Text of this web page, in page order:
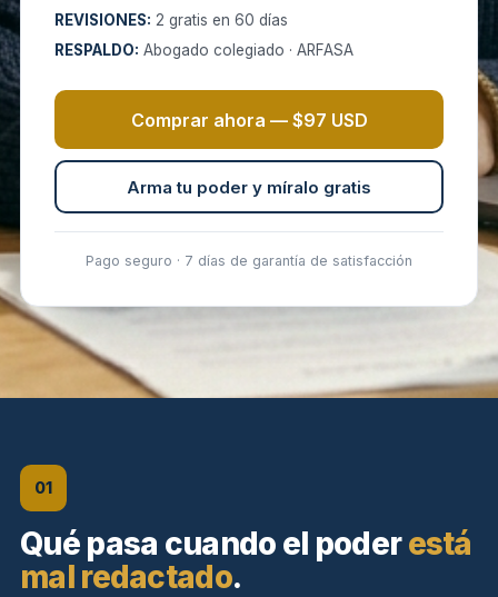
REVISIONES: 2 gratis en 60 días
RESPALDO: Abogado colegiado · ARFASA
Comprar ahora — $97 USD
Arma tu poder y míralo gratis
Pago seguro · 7 días de garantía de satisfacción
01
Qué pasa cuando el poderestá
mal redactado.